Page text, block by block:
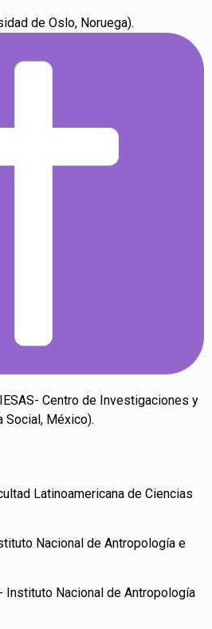
de Oslo, Noruega).
Centro de Investigaciones y
Social, México).
Latinoamericana de Ciencias
Nacional de Antropología e
Instituto Nacional de Antropología